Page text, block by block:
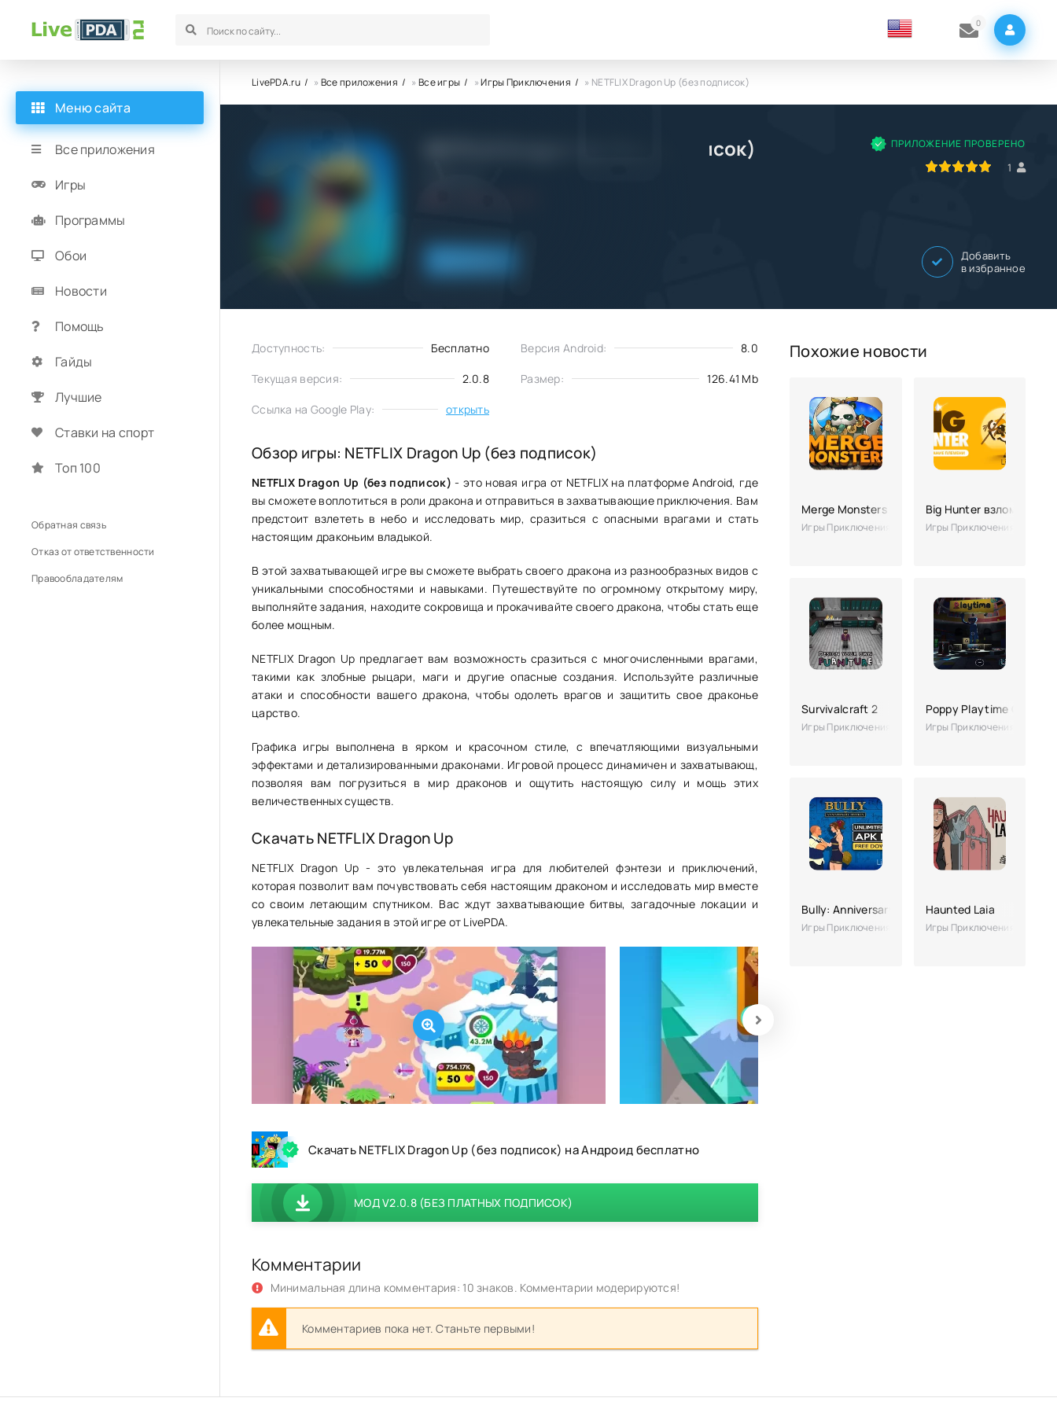
0
LivePDA.ru »Все приложения »Все игры »Игры Приключения » NETFLIX Dragon Up (без подписок)
NETFLIX Dragon Up (без подписок) ПРИЛОЖЕНИЕ ПРОВЕРЕНО
1
Добавить
в избранное
Доступность: Бесплатно Версия Android: 8.0
Текущая версия: 2.0.8 Размер: 126.41 Mb
Ссылка на Google Play: открыть
Обзор игры: NETFLIX Dragon Up (без подписок)
NETFLIX Dragon Up (без подписок) - это новая игра от NETFLIX на платформе Android, где
вы сможете воплотиться в роли дракона и отправиться в захватывающие приключения. Вам
предстоит взлететь в небо и исследовать мир, сразиться с опасными врагами и стать
настоящим драконьим владыкой.
В этой захватывающей игре вы сможете выбрать своего дракона из разнообразных видов с
уникальными способностями и навыками. Путешествуйте по огромному открытому миру,
выполняйте задания, находите сокровища и прокачивайте своего дракона, чтобы стать еще
более мощным.
NETFLIX Dragon Up предлагает вам возможность сразиться с многочисленными врагами,
такими как злобные рыцари, маги и другие опасные создания. Используйте различные
атаки и способности вашего дракона, чтобы одолеть врагов и защитить свое драконье
царство.
Графика игры выполнена в ярком и красочном стиле, с впечатляющими визуальными
эффектами и детализированными драконами. Игровой процесс динамичен и захватывающ,
позволяя вам погрузиться в мир драконов и ощутить настоящую силу и мощь этих
величественных существ.
Скачать NETFLIX Dragon Up
NETFLIX Dragon Up - это увлекательная игра для любителей фэнтези и приключений,
которая позволит вам почувствовать себя настоящим драконом и исследовать мир вместе
со своим летающим спутником. Вас ждут захватывающие битвы, загадочные локации и
увлекательные задания в этой игре от LivePDA.
Скачать NETFLIX Dragon Up (без подписок) на Андроид бесплатно
МОД V2.0.8 (БЕЗ ПЛАТНЫХ ПОДПИСОК)
Комментарии
Минимальная длина комментария: 10 знаков. Комментарии модерируются!
Комментариев пока нет. Станьте первыми!
Похожие новости
Merge Monsters
Игры Приключения
Big Hunter взлом
Игры Приключения
Survivalcraft 2
Игры Приключения
Poppy Playtime Chapter
Игры Приключения
Bully: Anniversary Edition
Игры Приключения
Haunted Laia
Игры Приключения
Меню сайта
Все приложения
Игры
Программы
Обои
Новости
Помощь
Гайды
Лучшие
Ставки на спорт
Топ 100
Обратная связь
Отказ от ответственности
Правообладателям